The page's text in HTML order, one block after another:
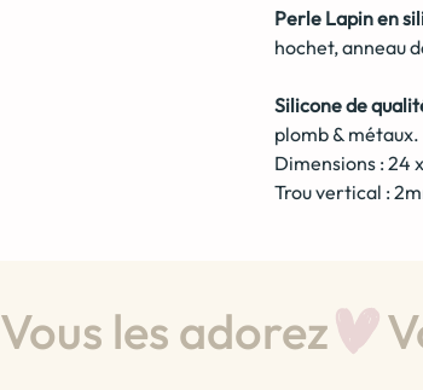
Perle Lapin en
hochet, anneau
Silicone de
plomb & métaux.
Dimensions : 24
Trou vertical :
Vous les adorez